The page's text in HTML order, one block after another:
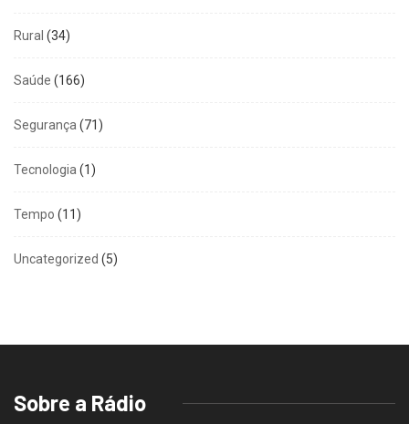
Rural (34)
Saúde (166)
Segurança(71)
Tecnologia(1)
Tempo (11)
Uncategorized (5)
Sobre a Rádio